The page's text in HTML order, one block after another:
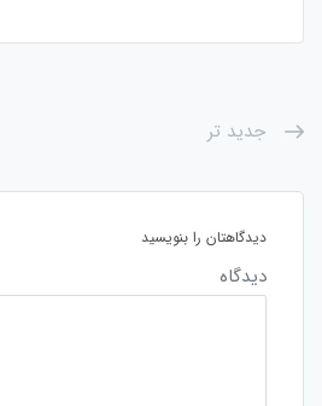
جدید تر
دیدگاهتان را بنویسید
دیدگاه